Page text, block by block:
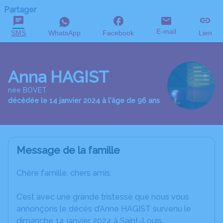
Partager
SMS WhatsApp Facebook E-mail Lien
Anna HAGIST
née BOVET
décédée le 14 janvier 2024 à l'âge de 96 ans
Message de la famille
Chère famille, chers amis,
C’est avec une grande tristesse que nous vous
annonçons le décès d’Anne HAGIST survenu le
dimanche 14 janvier 2024 à Saint-Louis.